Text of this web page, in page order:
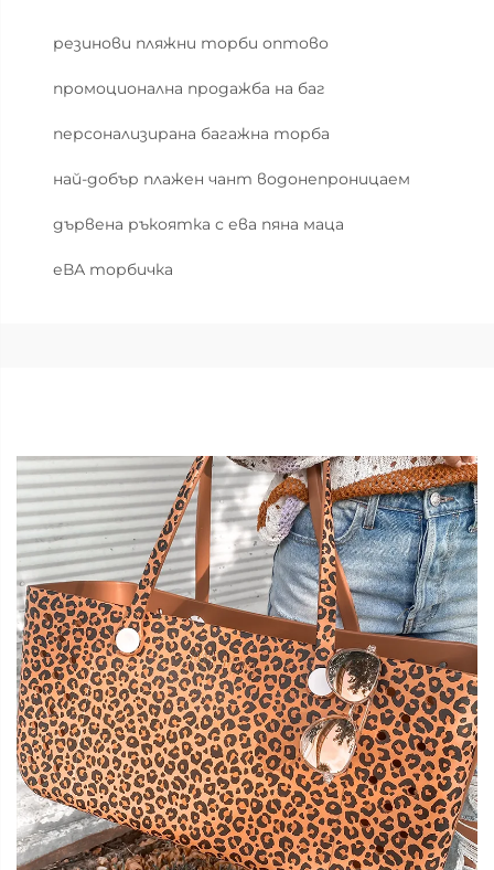
резинови пляжни торби оптово
промоционална продажба на баг
персонализирана багажна торба
най-добър плажен чант водонепроницаем
дървена ръкоятка с ева пяна маца
еВА торбичка